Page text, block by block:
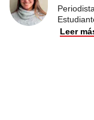
Leer